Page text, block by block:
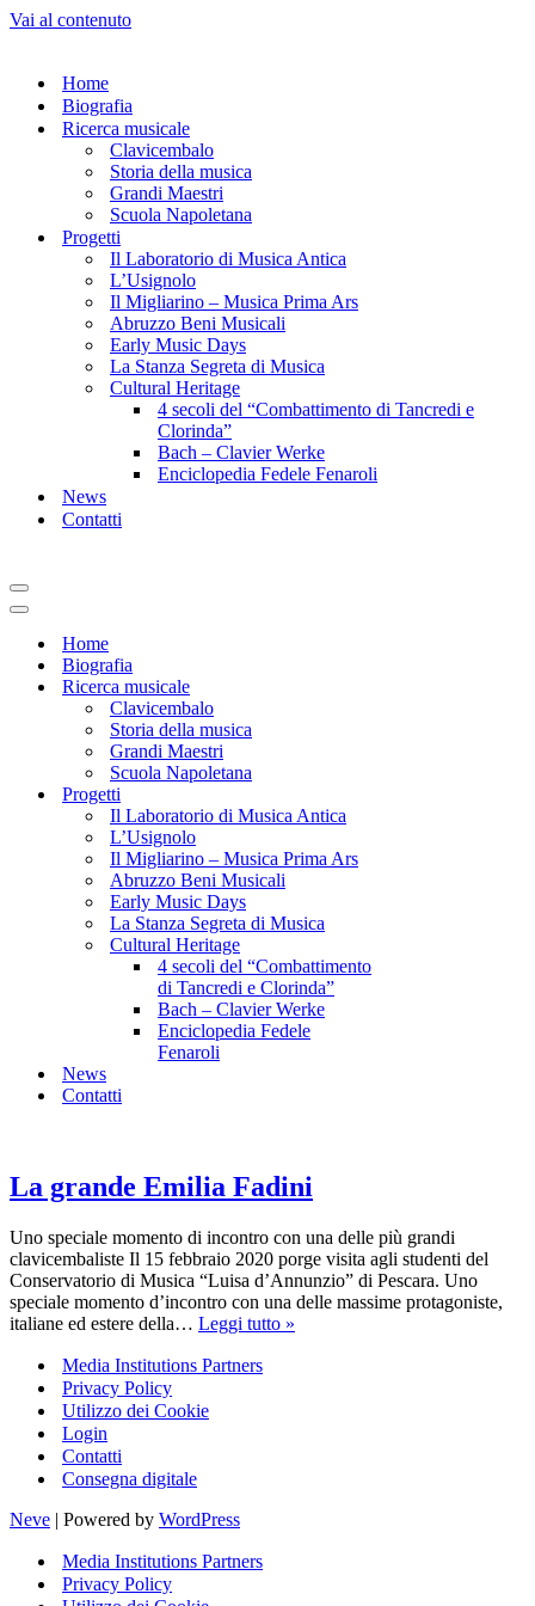
Vai al contenuto
Home
Biografia
Ricerca musicale
Clavicembalo
Storia della musica
Grandi Maestri
Scuola Napoletana
Progetti
Il Laboratorio di Musica Antica
L’Usignolo
Il Migliarino – Musica Prima Ars
Abruzzo Beni Musicali
Early Music Days
La Stanza Segreta di Musica
Cultural Heritage
4 secoli del “Combattimento di Tancredi e
Clorinda”
Bach – Clavier Werke
Enciclopedia Fedele Fenaroli
News
Contatti
Menu
di
Menu
navigazione
Home
Biografia
Ricerca musicale
Clavicembalo
Storia della musica
Grandi Maestri
Scuola Napoletana
Progetti
Il Laboratorio di Musica Antica
L’Usignolo
Il Migliarino – Musica Prima Ars
Abruzzo Beni Musicali
Early Music Days
La Stanza Segreta di Musica
Cultural Heritage
4 secoli del “Combattimento
di Tancredi e Clorinda”
Bach – Clavier Werke
Enciclopedia Fedele
Fenaroli
News
Contatti
La grande Emilia Fadini
Uno speciale momento di incontro con una delle più grandi
clavicembaliste Il 15 febbraio 2020 porge visita agli studenti del
Conservatorio di Musica “Luisa d’Annunzio” di Pescara. Uno
speciale momento d’incontro con una delle massime protagoniste,
italiane ed estere della… Leggi tutto »
Media Institutions Partners
Privacy Policy
Utilizzo dei Cookie
Login
Contatti
Consegna digitale
Neve | Powered by WordPress
Media Institutions Partners
Privacy Policy